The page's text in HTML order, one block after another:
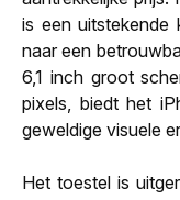
is een
naar een
6,1 inch groot
pixels, biedt het
geweldige visuele
Het toestel is